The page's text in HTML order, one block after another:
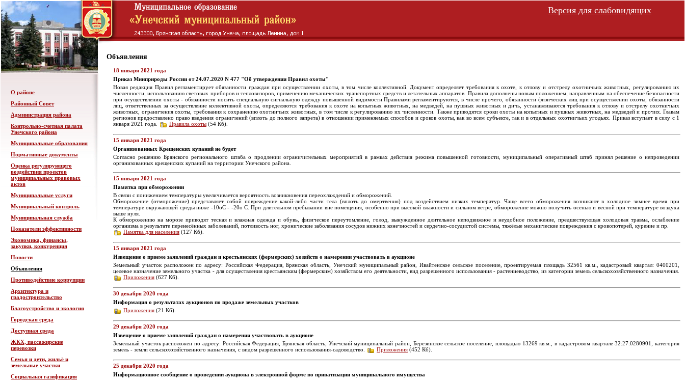
Версия для слабовидящих
О районе
Районный Совет
Администрация района
Контрольно-счетная палата
Унечского района
Муниципальные образования
Нормативные документы
Оценка регулирующего
воздействия проектов
муниципальных правовых
актов
Муниципальные услуги
Муниципальный контроль
Муниципальная служба
Показатели эффективности
Экономика, финансы,
закупки, конкуренция
Новости
Объявления
Противодействие коррупции
Архитектура и
градостроительство
Благоустройство и экология
Городская среда
Доступная среда
ЖКХ, пассажирские
перевозки
Семья и дети, жильё и
земельные участки
Социальная газификация
Объявления
18 января 2021 года
Приказ Минприроды России от 24.07.2020 N 477 "Об утверждении Правил охоты"
Новая редакция Правил регламентирует обязанности граждан при осуществлении охоты, в том числе коллективной. Документ определяет требования к охоте, к отлову и отстрелу охотничьих животных, регулированию их
численности, использованию световых приборов и тепловизоров, применению механических транспортных средств и летательных аппаратов. Правила дополнены новым положением, направленным на обеспечение безопасности
при осуществлении охоты - обязанности носить специальную сигнальную одежду повышенной видимости.Правилами регламентируются, в числе прочего, обязанности физических лиц при осуществлении охоты, обязанности
лиц, ответственных за осуществление коллективной охоты, определяются требования к охоте на копытных животных, на медведей, на пушных животных и дичь, устанавливаются требования к отлову и отстрелу охотничьих
животных, ограничения охоты, требования к сохранению охотничьих животных, в том числе к регулированию их численности. Также приводятся сроки охоты на копытных и пушных животных, на медведей и прочих. Главам
регионов предоставлено право введения ограничений (вплоть до полного запрета) в отношении применяемых способов и сроков охоты, как во всем субъекте, так и в отдельных охотничьих угодьях. Приказ вступает в силу с 1
января 2021 года.
Правила охоты (54 Кб).
15 января 2021 года
Организованных Крещенских купаний не будет
Согласно решению Брянского регионального штаба о продлении ограничительных мероприятий в рамках действия режима повышенной готовности, муниципальный оперативный штаб принял решение о непроведении
организованных крещенских купаний на территории Унечского района.
15 января 2021 года
Памятка при обморожении
В связи с понижением температуры увеличивается вероятность возникновения переохлаждений и обморожений.
Обморожение (отморожение) представляет собой повреждение какой-либо части тела (вплоть до омертвения) под воздействием низких температур. Чаще всего обморожения возникают в холодное зимнее время при
температуре окружающей среды ниже -10oС - -20o С. При длительном пребывании вне помещения, особенно при высокой влажности и сильном ветре, обморожение можно получить осенью и весной при температуре воздуха
выше нуля.
К обморожению на морозе приводят тесная и влажная одежда и обувь, физическое переутомление, голод, вынужденное длительное неподвижное и неудобное положение, предшествующая холодовая травма, ослабление
организма в результате перенесённых заболеваний, потливость ног, хронические заболевания сосудов нижних конечностей и сердечно-сосудистой системы, тяжёлые механические повреждения с кровопотерей, курение и пр.
Памятка для населения (127 Кб).
15 января 2021 года
Извещение о приеме заявлений граждан и крестьянских (фермерских) хозяйств о намерении участвовать в аукционе
Земельный участок расположен по адресу: Российская Федерация, Брянская область, Унечский муниципальный район, Ивайтенское сельское поселение, проектируемая площадь 32561 кв.м., кадастровый квартал: 0400201,
целевое назначение земельного участка - для осуществления крестьянским (фермерским) хозяйством его деятельности, вид разрешенного использования - растениеводство, из категории земель сельскохозяйственного назначения.
Приложения (627 Кб).
30 декабря 2020 года
Информация о результатах аукционов по продаже земельных участков
Приложения (21 Кб).
29 декабря 2020 года
Извещение о приеме заявлений граждан о намерении участвовать в аукционе
Земельный участок расположен по адресу: Российская Федерация, Брянская область, Унечский муниципальный район, Березинское сельское поселение, площадью 13269 кв.м., в кадастровом квартале 32:27:0280901, категория
земель - земли сельскохозяйственного назначения, с видом разрешенного использования-садоводство.
Приложения (452 Кб).
25 декабря 2020 года
Информационное сообщение о проведении аукциона в электронной форме по приватизации муниципального имущества